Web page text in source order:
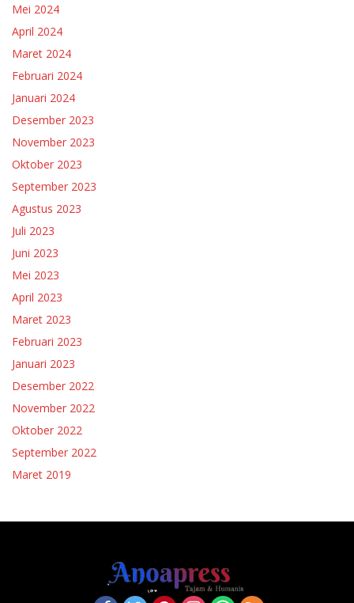
Mei 2024
April 2024
Maret 2024
Februari 2024
Januari 2024
Desember 2023
November 2023
Oktober 2023
September 2023
Agustus 2023
Juli 2023
Juni 2023
Mei 2023
April 2023
Maret 2023
Februari 2023
Januari 2023
Desember 2022
November 2022
Oktober 2022
September 2022
Maret 2019